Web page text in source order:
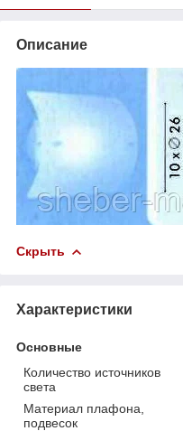
Описание
Скрыть
Характеристики
Основные
Количество источников
света
Материал плафона,
подвесок